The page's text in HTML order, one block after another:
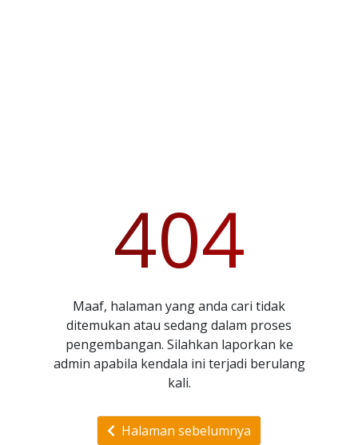
404
Maaf, halaman yang anda cari tidak
ditemukan atau sedang dalam proses
pengembangan. Silahkan laporkan ke
admin apabila kendala ini terjadi berulang
kali.
Halaman sebelumnya